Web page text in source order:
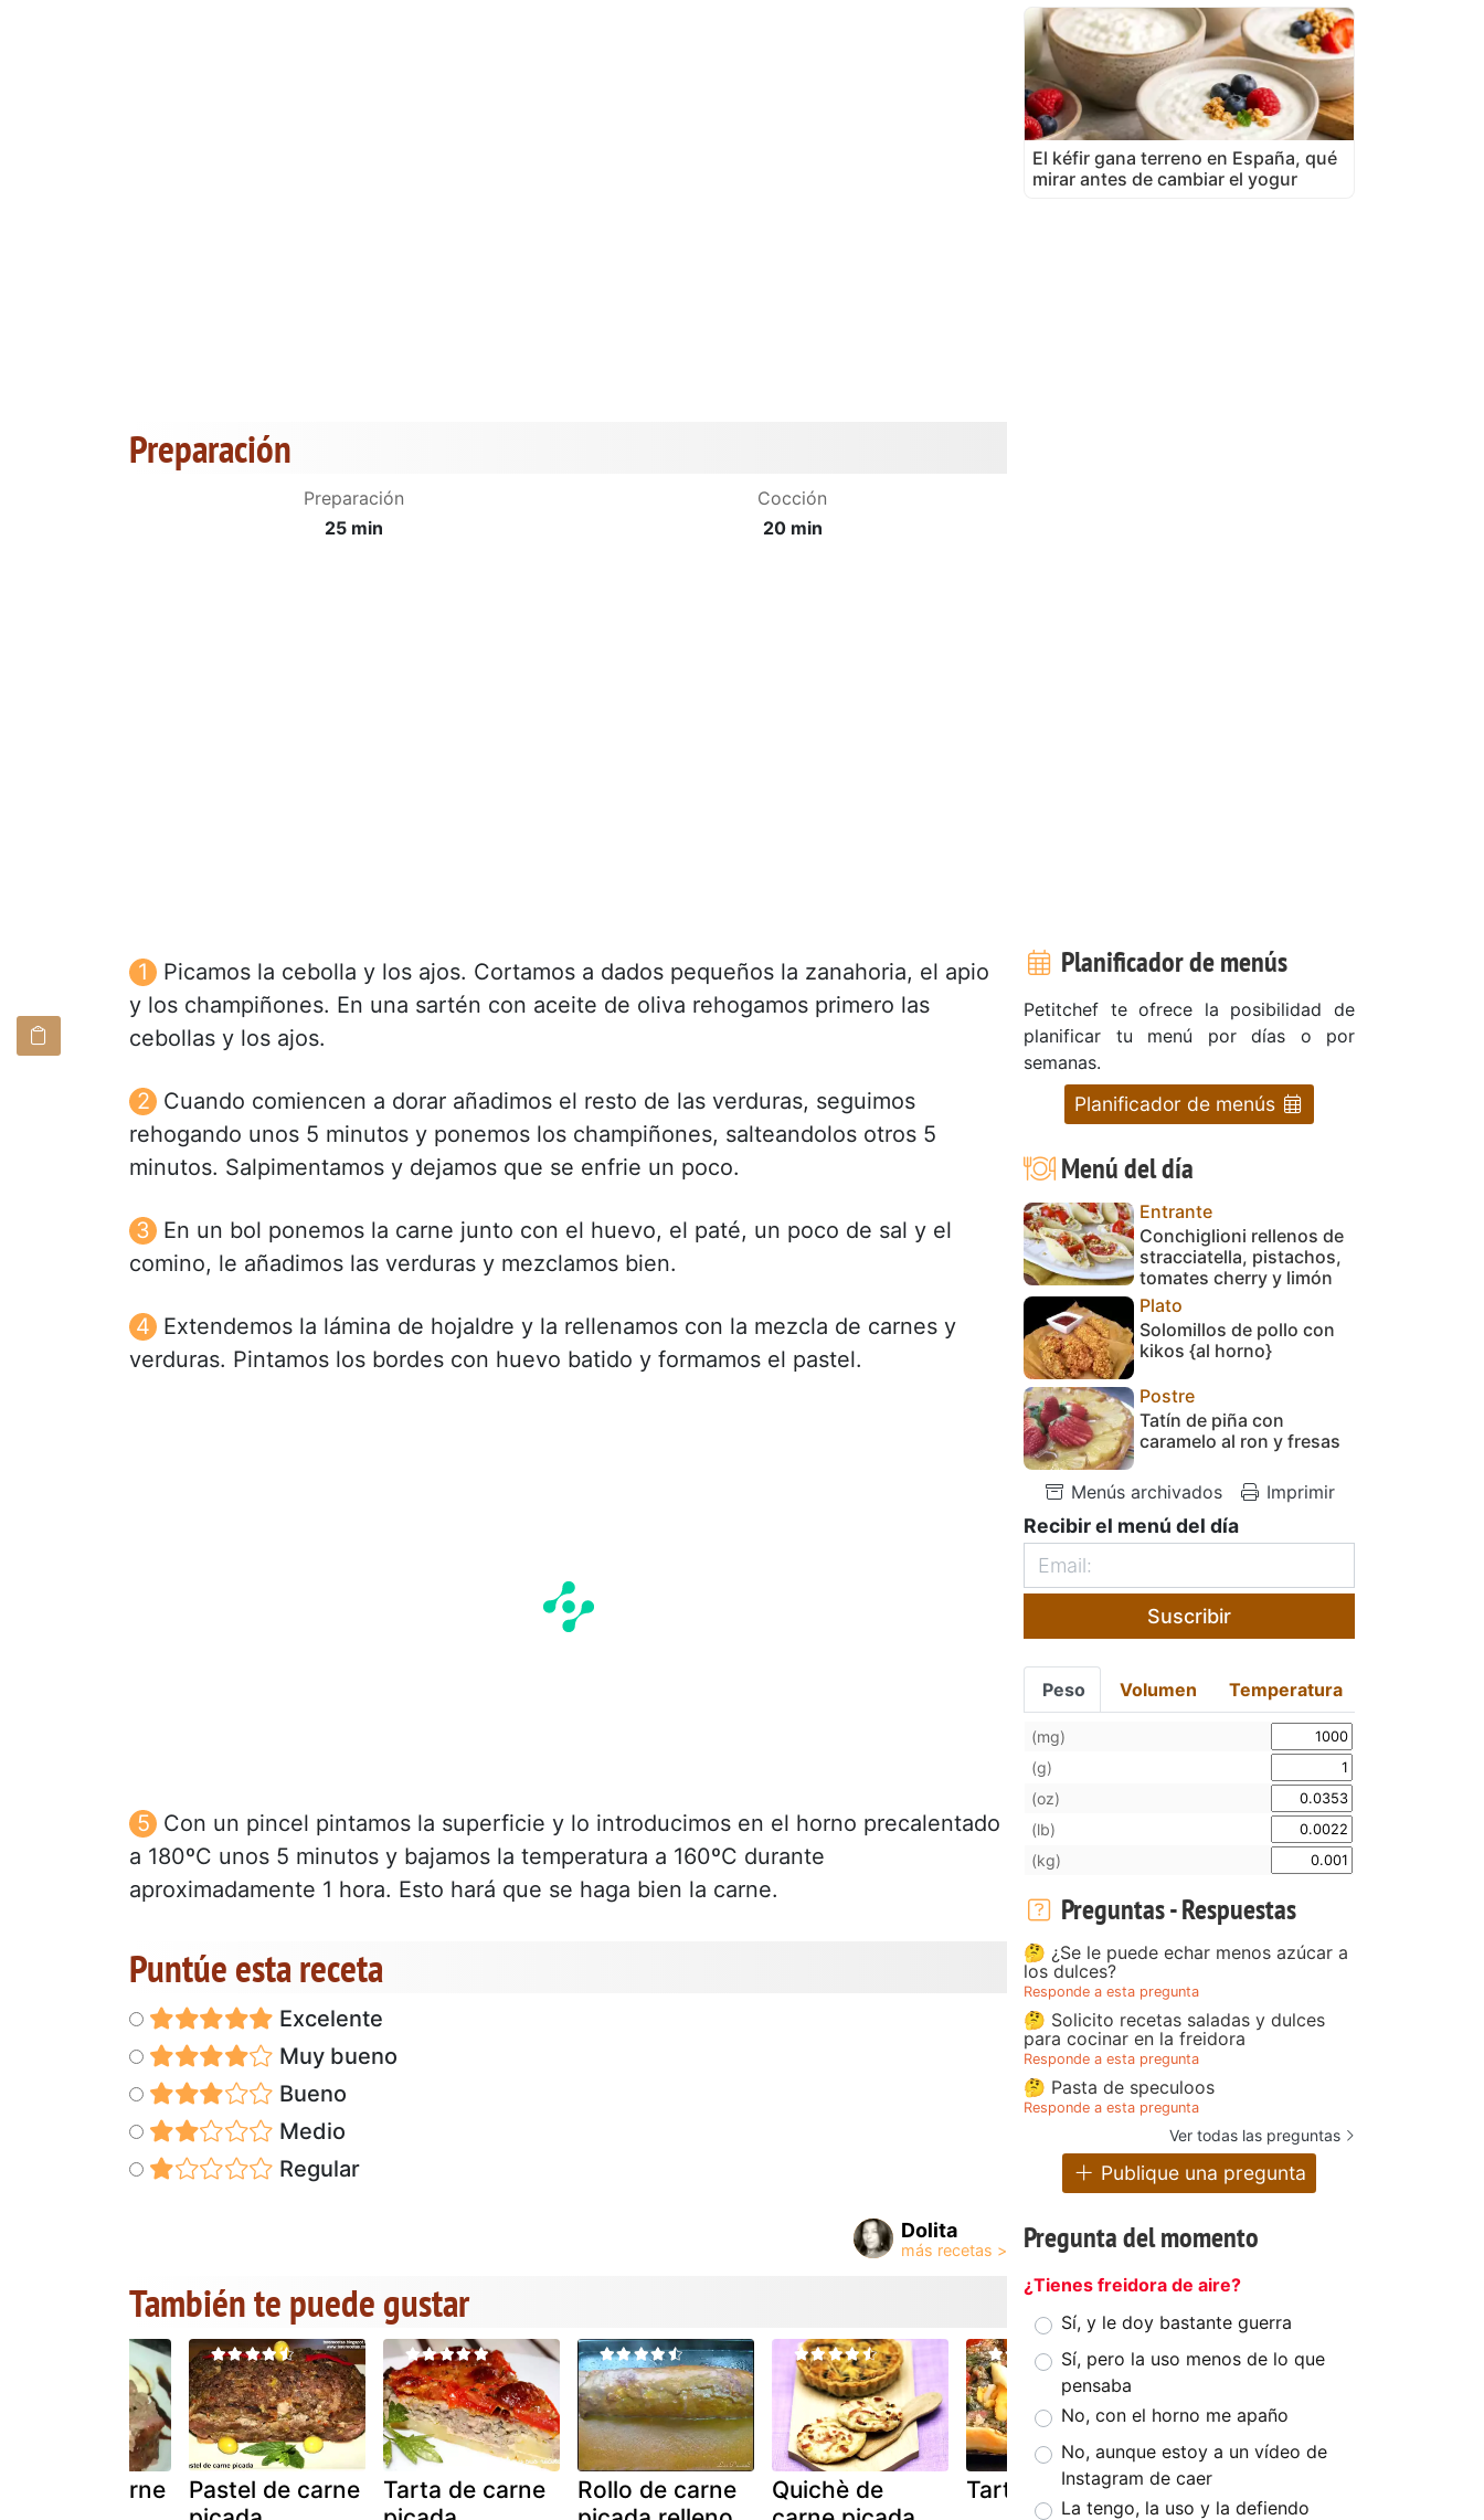
Preparación
Preparación
25 min
Cocción
20 min
Picamos la cebolla y los ajos. Cortamos a dados pequeños la zanahoria, el apio
y los champiñones. En una sartén con aceite de oliva rehogamos primero las
cebollas y los ajos.
Cuando comiencen a dorar añadimos el resto de las verduras, seguimos
rehogando unos 5 minutos y ponemos los champiñones, salteandolos otros 5
minutos. Salpimentamos y dejamos que se enfrie un poco.
En un bol ponemos la carne junto con el huevo, el paté, un poco de sal y el
comino, le añadimos las verduras y mezclamos bien.
Extendemos la lámina de hojaldre y la rellenamos con la mezcla de carnes y
verduras. Pintamos los bordes con huevo batido y formamos el pastel.
Con un pincel pintamos la superficie y lo introducimos en el horno precalentado
a 180ºC unos 5 minutos y bajamos la temperatura a 160ºC durante
aproximadamente 1 hora. Esto hará que se haga bien la carne.
Puntúe esta receta
Excelente
Muy bueno
Bueno
Medio
Regular
Dolita
También te puede gustar
de carne
Pastel de carne
Tarta de carne
Rollo de carne
Quichè de
Tarta de carne
Pastel de carne
El kéfir gana terreno en España, qué
mirar antes de cambiar el yogur
Planificador de menús
Petitchef te ofrece la posibilidad de
planificar tu menú por días o por
semanas.
Planificador de menús
Menú del día
Entrante
Conchiglioni rellenos de
stracciatella, pistachos,
tomates cherry y limón
Plato
Solomillos de pollo con
kikos {al horno}
Postre
Tatín de piña con
caramelo al ron y fresas
Menús archivados Imprimir
Recibir el menú del día
Suscribir
Peso Volumen Temperatura
(mg)
(g)
(oz)
(lb)
(kg)
Preguntas - Respuestas
🤔 ¿Se le puede echar menos azúcar a
los dulces?
Responde a esta pregunta
🤔 Solicito recetas saladas y dulces
para cocinar en la freidora
Responde a esta pregunta
🤔 Pasta de speculoos
Responde a esta pregunta
Ver todas las preguntas
Publique una pregunta
Pregunta del momento
¿Tienes freidora de aire?
Sí, y le doy bastante guerra
Sí, pero la uso menos de lo que
pensaba
No, con el horno me apaño
No, aunque estoy a un vídeo de
Instagram de caer
La tengo, la uso y la defiendo